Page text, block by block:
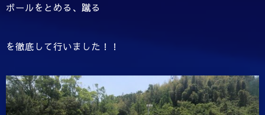
ボールをとめる、蹴る
を徹底して行いました！！